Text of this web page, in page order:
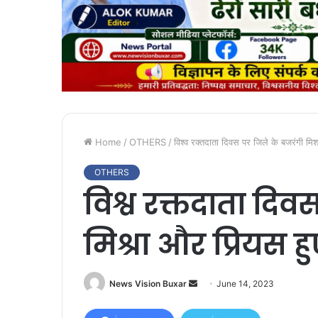
Home / OTHERS / विश्व रक्तदाता दिवस पर जिले के बजरंगी
OTHERS
विश्व रक्तदाता
मिश्रा और प्रियस
News Vision Buxar June 14, 2023